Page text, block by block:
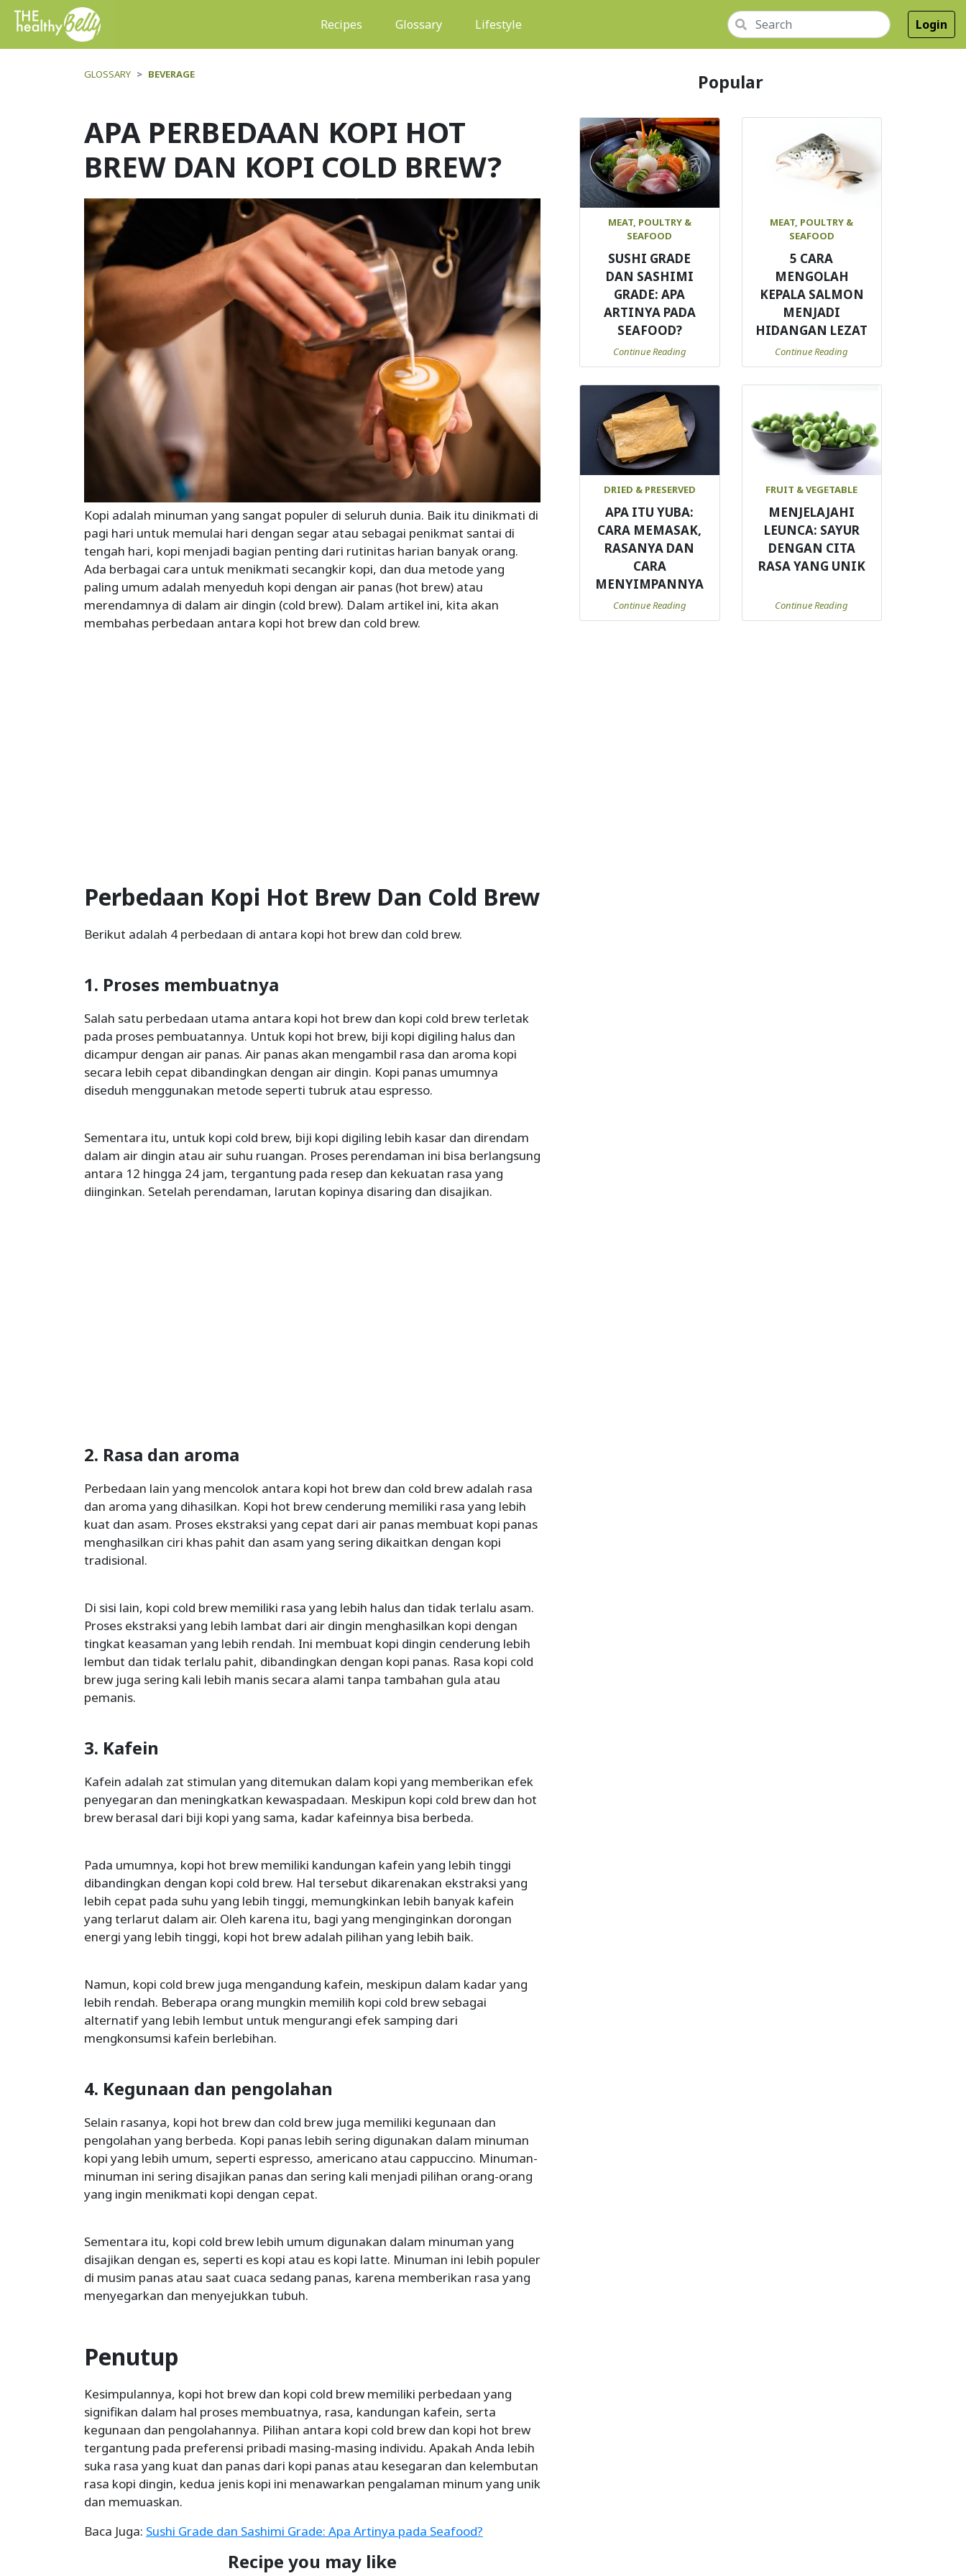
Recipes (current)Glossary Lifestyle Login
GLOSSARY BEVERAGE
APA PERBEDAAN KOPI HOT
BREW DAN KOPI COLD BREW?
Kopi adalah minuman yang sangat populer di seluruh dunia. Baik itu dinikmati di
pagi hari untuk memulai hari dengan segar atau sebagai penikmat santai di
tengah hari, kopi menjadi bagian penting dari rutinitas harian banyak orang.
Ada berbagai cara untuk menikmati secangkir kopi, dan dua metode yang
paling umum adalah menyeduh kopi dengan air panas (hot brew) atau
merendamnya di dalam air dingin (cold brew). Dalam artikel ini, kita akan
membahas perbedaan antara kopi hot brew dan cold brew.
Perbedaan Kopi Hot Brew Dan Cold Brew
Berikut adalah 4 perbedaan di antara kopi hot brew dan cold brew.
1. Proses membuatnya
Salah satu perbedaan utama antara kopi hot brew dan kopi cold brew terletak
pada proses pembuatannya. Untuk kopi hot brew, biji kopi digiling halus dan
dicampur dengan air panas. Air panas akan mengambil rasa dan aroma kopi
secara lebih cepat dibandingkan dengan air dingin. Kopi panas umumnya
diseduh menggunakan metode seperti tubruk atau espresso.
Sementara itu, untuk kopi cold brew, biji kopi digiling lebih kasar dan direndam
dalam air dingin atau air suhu ruangan. Proses perendaman ini bisa berlangsung
antara 12 hingga 24 jam, tergantung pada resep dan kekuatan rasa yang
diinginkan. Setelah perendaman, larutan kopinya disaring dan disajikan.
2. Rasa dan aroma
Perbedaan lain yang mencolok antara kopi hot brew dan cold brew adalah rasa
dan aroma yang dihasilkan. Kopi hot brew cenderung memiliki rasa yang lebih
kuat dan asam. Proses ekstraksi yang cepat dari air panas membuat kopi panas
menghasilkan ciri khas pahit dan asam yang sering dikaitkan dengan kopi
tradisional.
Di sisi lain, kopi cold brew memiliki rasa yang lebih halus dan tidak terlalu asam.
Proses ekstraksi yang lebih lambat dari air dingin menghasilkan kopi dengan
tingkat keasaman yang lebih rendah. Ini membuat kopi dingin cenderung lebih
lembut dan tidak terlalu pahit, dibandingkan dengan kopi panas. Rasa kopi cold
brew juga sering kali lebih manis secara alami tanpa tambahan gula atau
pemanis.
3. Kafein
Kafein adalah zat stimulan yang ditemukan dalam kopi yang memberikan efek
penyegaran dan meningkatkan kewaspadaan. Meskipun kopi cold brew dan hot
brew berasal dari biji kopi yang sama, kadar kafeinnya bisa berbeda.
Pada umumnya, kopi hot brew memiliki kandungan kafein yang lebih tinggi
dibandingkan dengan kopi cold brew. Hal tersebut dikarenakan ekstraksi yang
lebih cepat pada suhu yang lebih tinggi, memungkinkan lebih banyak kafein
yang terlarut dalam air. Oleh karena itu, bagi yang menginginkan dorongan
energi yang lebih tinggi, kopi hot brew adalah pilihan yang lebih baik.
Namun, kopi cold brew juga mengandung kafein, meskipun dalam kadar yang
lebih rendah. Beberapa orang mungkin memilih kopi cold brew sebagai
alternatif yang lebih lembut untuk mengurangi efek samping dari
mengkonsumsi kafein berlebihan.
4. Kegunaan dan pengolahan
Selain rasanya, kopi hot brew dan cold brew juga memiliki kegunaan dan
pengolahan yang berbeda. Kopi panas lebih sering digunakan dalam minuman
kopi yang lebih umum, seperti espresso, americano atau cappuccino. Minuman-
minuman ini sering disajikan panas dan sering kali menjadi pilihan orang-orang
yang ingin menikmati kopi dengan cepat.
Sementara itu, kopi cold brew lebih umum digunakan dalam minuman yang
disajikan dengan es, seperti es kopi atau es kopi latte. Minuman ini lebih populer
di musim panas atau saat cuaca sedang panas, karena memberikan rasa yang
menyegarkan dan menyejukkan tubuh.
Penutup
Kesimpulannya, kopi hot brew dan kopi cold brew memiliki perbedaan yang
signifikan dalam hal proses membuatnya, rasa, kandungan kafein, serta
kegunaan dan pengolahannya. Pilihan antara kopi cold brew dan kopi hot brew
tergantung pada preferensi pribadi masing-masing individu. Apakah Anda lebih
suka rasa yang kuat dan panas dari kopi panas atau kesegaran dan kelembutan
rasa kopi dingin, kedua jenis kopi ini menawarkan pengalaman minum yang unik
dan memuaskan.
Baca Juga: Sushi Grade dan Sashimi Grade: Apa Artinya pada Seafood?
Recipe you may like
Popular
MEAT, POULTRY &
SEAFOOD
SUSHI GRADE
DAN SASHIMI
GRADE: APA
ARTINYA PADA
SEAFOOD?
Continue Reading
MEAT, POULTRY &
SEAFOOD
5 CARA
MENGOLAH
KEPALA SALMON
MENJADI
HIDANGAN LEZAT
Continue Reading
DRIED & PRESERVED
APA ITU YUBA:
CARA MEMASAK,
RASANYA DAN
CARA
MENYIMPANNYA
Continue Reading
FRUIT & VEGETABLE
MENJELAJAHI
LEUNCA: SAYUR
DENGAN CITA
RASA YANG UNIK
Continue Reading